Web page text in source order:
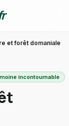
et forêt domaniale
incontournable